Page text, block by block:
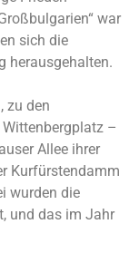
war
sich die
herausgehalten.
zu den
–
Allee ihrer
Kurfürstendamm
wurden die
und das im Jahr